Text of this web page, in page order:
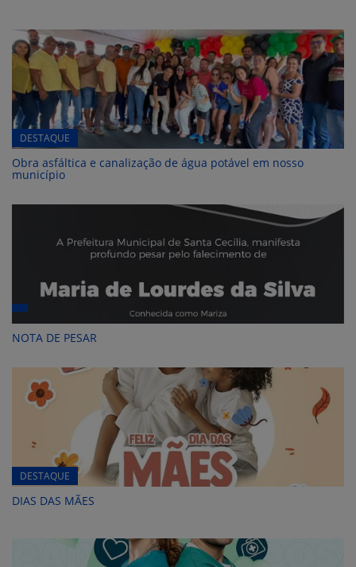
DESTAQUE
Obra asfáltica e canalização de água potável em nosso
município
NOTA DE PESAR
DESTAQUE
DIAS DAS MÃES